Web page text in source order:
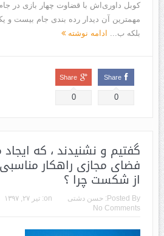
مهمترین آن دیدار رده بندی جام بیست و
بلکه ب...
ادامه نوشته
Share
0
Share
0
گفتیم و نشنیدند ، که
فضای مجازی راهکار مناسبی
از شکست چرا ؟
Posted By: حسن دشتی on: تیر ۲۷, ۱۳۹۷
No Comments